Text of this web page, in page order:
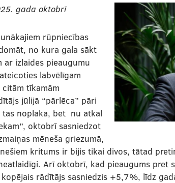
gada oktobrī
rūpniecības
no kura gala sākt
ar izlaides pieaugumu
labvēlīgam
tīkamām
jūlijā “pārlēca” pāri
tas noplaka, bet nu atkal
oktobrī sasniedzot
mēneša griezumā,
kritums ir bijis tikai divos, tātad
Arī oktobrī, kad pieaugums pret
rādītājs sasniedzis +5,7%, līdz